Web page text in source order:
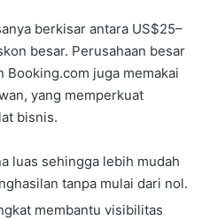
berkisar antara US$25–
besar. Perusahaan besar
juga memakai
yang memperkuat
bisnis.
luas sehingga lebih mudah
tanpa mulai dari nol.
membantu visibilitas